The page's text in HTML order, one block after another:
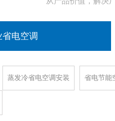
省电空调
蒸发冷省电空调安装 省电节能